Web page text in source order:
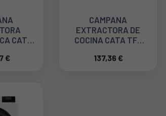
CATA
A+++
€
CAMPANA
EXTRACTORA DE
COCINA CATA TFH
137,36 €